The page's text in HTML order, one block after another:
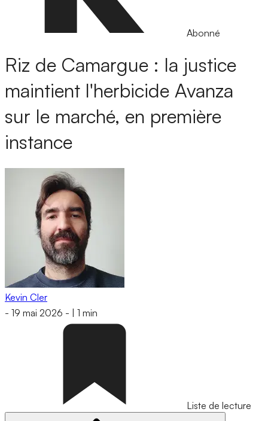
Abonné
Riz de Camargue : la justice
maintient l'herbicide Avanza
sur le marché, en première
instance
Kevin Cler
- 19 mai 2026 - 1 min
Liste de lecture